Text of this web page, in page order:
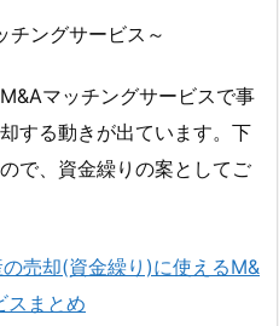
チングサービス～
マッチングサービスで事
する動きが出ています。下
で、資金繰りの案としてご
売却(資金繰り)に使えるM&
スまとめ